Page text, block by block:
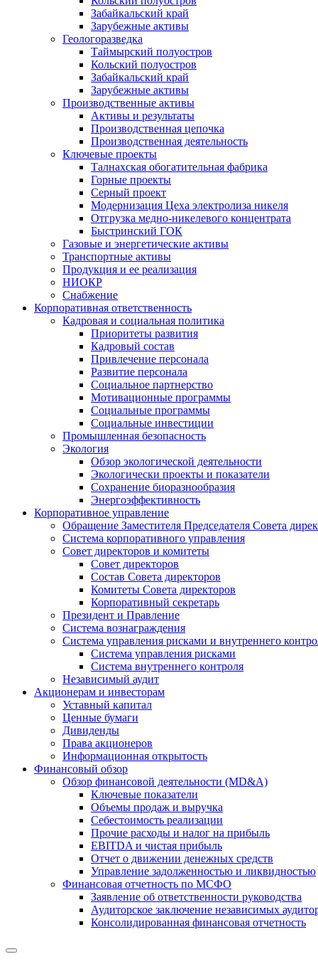
Забайкальский край
Зарубежные активы
Геологоразведка
Таймырский полуостров
Кольский полуостров
Забайкальский край
Зарубежные активы
Производственные активы
Активы и результаты
Производственная цепочка
Производственная деятельность
Ключевые проекты
Талнахская обогатительная фабрика
Горные проекты
Серный проект
Модернизация Цеха электролиза никеля
Отгрузка медно-никелевого концентрата
Быстринский ГОК
Газовые и энергетические активы
Транспортные активы
Продукция и ее реализация
НИОКР
Снабжение
Корпоративная ответственность
Кадровая и социальная политика
Приоритеты развития
Кадровый состав
Привлечение персонала
Развитие персонала
Социальное партнерство
Мотивационные программы
Социальные программы
Социальные инвестиции
Промышленная безопасность
Экология
Обзор экологической деятельности
Экологически проекты и показатели
Сохранение биоразнообразия
Энергоэффективность
Корпоративное управление
Обращение Заместителя Председателя Совета
Система корпоративного управления
Совет директоров и комитеты
Совет директоров
Состав Совета директоров
Комитеты Совета директоров
Корпоративный секретарь
Президент и Правление
Система вознаграждения
Система управления рисками и внутреннего
Система управления рисками
Система внутреннего контроля
Независимый аудит
Акционерам и инвесторам
Уставный капитал
Ценные бумаги
Дивиденды
Права акционеров
Информационная открытость
Финансовый обзор
Обзор финансовой деятельности (MD&A)
Ключевые показатели
Объемы продаж и выручка
Себестоимость реализации
Прочие расходы и налог на прибыль
EBITDA и чистая прибыль
Отчет о движении денежных средств
Управление задолженностью и ликвидностью
Финансовая отчетность по МСФО
Заявление об ответственности руководства
Аудиторское заключение независимых
Консолидированная финансовая отчетность